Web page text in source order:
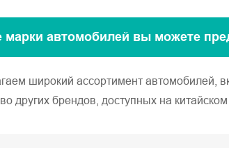
марки автомобилей вы можете
широкий ассортимент автомобилей,
других брендов, доступных на